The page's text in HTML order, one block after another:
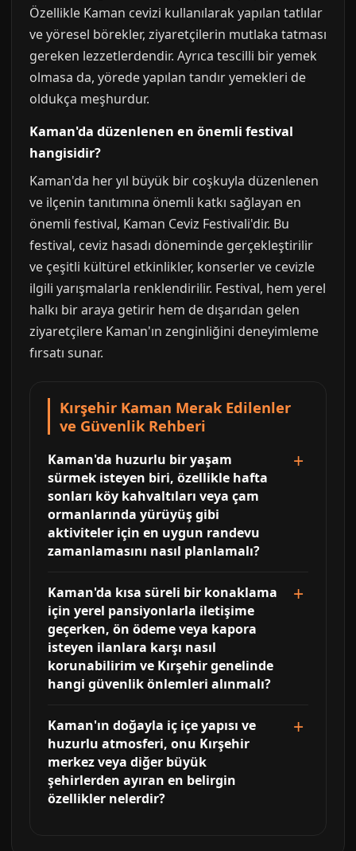
Özellikle Kaman cevizi kullanılarak yapılan tatlılar
ve yöresel börekler, ziyaretçilerin mutlaka tatması
gereken lezzetlerdendir. Ayrıca tescilli bir yemek
olmasa da, yörede yapılan tandır yemekleri de
oldukça meşhurdur.
Kaman'da düzenlenen en önemli festival
hangisidir?
Kaman'da her yıl büyük bir coşkuyla düzenlenen
ve ilçenin tanıtımına önemli katkı sağlayan en
önemli festival, Kaman Ceviz Festivali'dir. Bu
festival, ceviz hasadı döneminde gerçekleştirilir
ve çeşitli kültürel etkinlikler, konserler ve cevizle
ilgili yarışmalarla renklendirilir. Festival, hem yerel
halkı bir araya getirir hem de dışarıdan gelen
ziyaretçilere Kaman'ın zenginliğini deneyimleme
fırsatı sunar.
Kırşehir Kaman Merak Edilenler
ve Güvenlik Rehberi
Kaman'da huzurlu bir yaşam
sürmek isteyen biri, özellikle hafta
sonları köy kahvaltıları veya çam
ormanlarında yürüyüş gibi
aktiviteler için en uygun randevu
zamanlamasını nasıl planlamalı?
Kaman'da kısa süreli bir konaklama
için yerel pansiyonlarla iletişime
geçerken, ön ödeme veya kapora
isteyen ilanlara karşı nasıl
korunabilirim ve Kırşehir genelinde
hangi güvenlik önlemleri alınmalı?
Kaman'ın doğayla iç içe yapısı ve
huzurlu atmosferi, onu Kırşehir
merkez veya diğer büyük
şehirlerden ayıran en belirgin
özellikler nelerdir?